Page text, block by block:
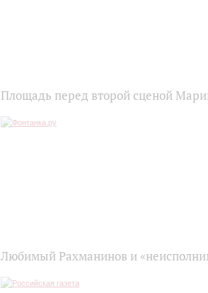
Площадь перед второй сценой
Любимый Рахманинов и